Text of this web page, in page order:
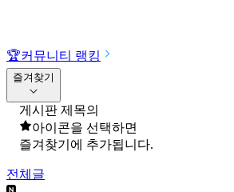
🏆커뮤니티 랭킹
즐겨찾기
게시판 제목의
아이콘을 선택하면
즐겨찾기에 추가됩니다.
전체글